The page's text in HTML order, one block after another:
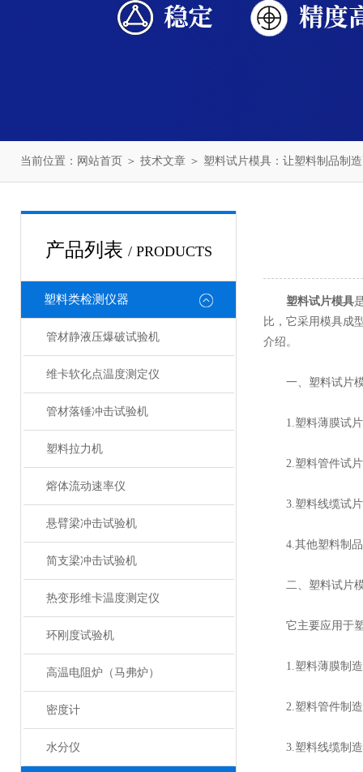
当前位置： 网站首页 ＞ 技术文章 ＞ 塑料试片模具：让塑料制品制
产品列表 / PRODUCTS
塑料类检测仪器
管材静液压爆破试验机
维卡软化点温度测定仪
管材落锤冲击试验机
塑料拉力机
熔体流动速率仪
悬臂梁冲击试验机
简支梁冲击试验机
热变形维卡温度测定仪
环刚度试验机
高温电阻炉（马弗炉）
密度计
水分仪
塑料试片模具
比，它采用模具成
介绍。
一、塑料试片模
1.塑料薄膜试片
2.塑料管件试片
3.塑料线缆试片
4.其他塑料制品
二、塑料试片模
它主要应用于塑
1.塑料薄膜制造
2.塑料管件制造
3.塑料线缆制造